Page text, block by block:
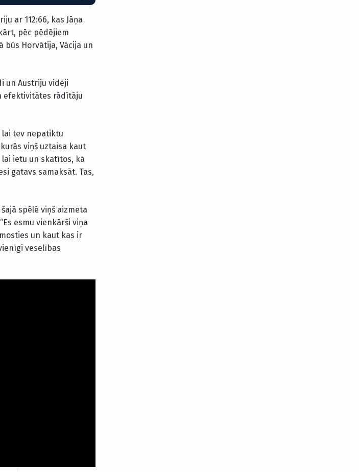
ar 112:66, kas Jāņa
pēc pēdējiem
Horvātija, Vācija un
un Austriju vidēji
efektivitātes rādītāju
lai tev nepatiktu
viņš uztaisa kaut
lai ietu un skatītos, kā
gatavs samaksāt. Tas,
spēlē viņš aizmeta
esmu vienkārši viņa
un kaut kas ir
veselības